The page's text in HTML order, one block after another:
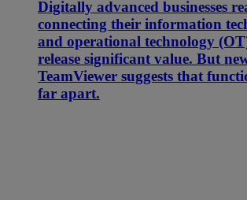
Digitally advanced businesses
connecting their information
and operational technology
release significant value. But
TeamViewer suggests that
far apart.